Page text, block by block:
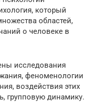
который
областей,
о человеке в
исследования
феноменологии
воздействия этих
групповую динамику.